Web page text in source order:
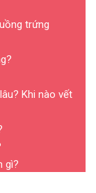
trứng
Khi nào vết
gì?